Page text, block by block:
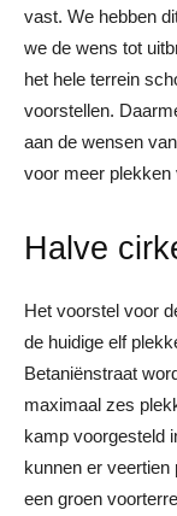
vast. We hebben
we de wens tot
het hele terrein
voorstellen.
aan de wensen
voor meer plekken
Halve
Het voorstel voor
de huidige elf
Betaniënstraat
maximaal zes
kamp voorgesteld
kunnen er
een groen